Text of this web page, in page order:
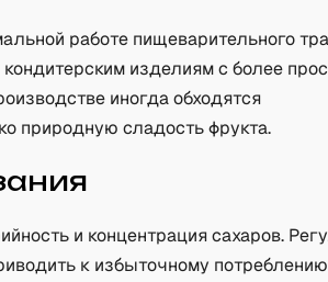
работе пищеварительного
изделиям с более
иногда обходятся
природную сладость фрукта.
и концентрация сахаров.
к избыточному потреблению